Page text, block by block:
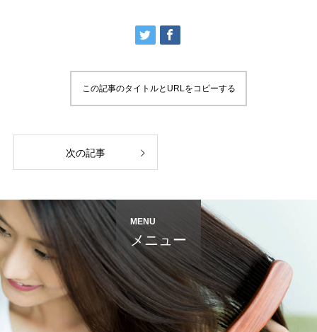
この記事のタイトルとURLをコピーする
次の記事
MENU
メニュー